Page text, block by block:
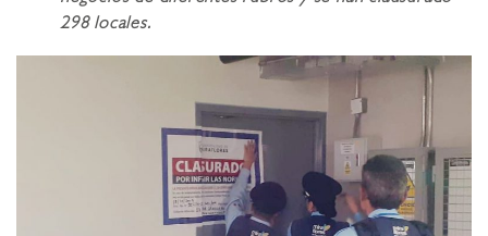
298 locales.